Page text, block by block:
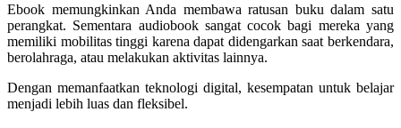
Ebook memungkinkan Anda membawa ratusan buku dalam satu
perangkat. Sementara audiobook sangat cocok bagi mereka yang
memiliki mobilitas tinggi karena dapat didengarkan saat berkendara,
berolahraga, atau melakukan aktivitas lainnya.
Dengan memanfaatkan teknologi digital, kesempatan untuk belajar
menjadi lebih luas dan fleksibel.